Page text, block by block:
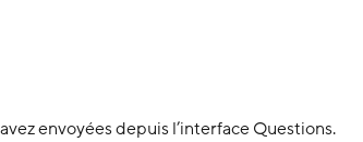
envoyées depuis l’interface Questions.